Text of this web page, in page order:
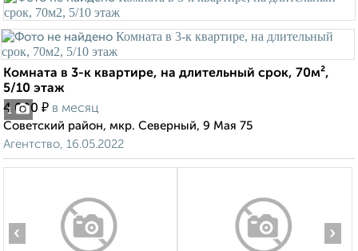
1
Комната в 3-к квартире, на длительный срок, 70м²,
5/10 этаж
4 000 ₽ в месяц
Советский район, мкр. Северный, 9 Мая 75
Агентство, 16.05.2022
‹ ›